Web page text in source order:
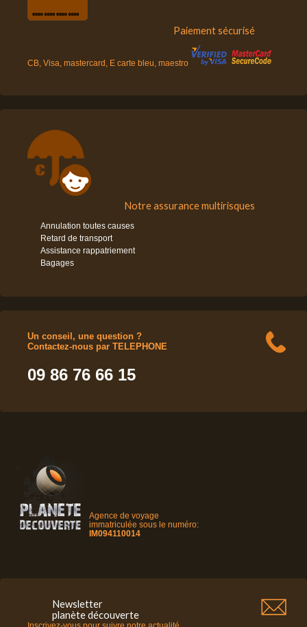
Paiement sécurisé
CB, Visa, mastercard, E carte bleu, maestro
Notre assurance multirisques
Annulation toutes causes
Retard de transport
Assistance rappatriement
Bagages
Un conseil, une question ?
Contactez-nous par TELEPHONE
09 86 76 66 15
Agence de voyage
immatriculée sous le numéro:
IM094110014
Newsletter
planète découverte